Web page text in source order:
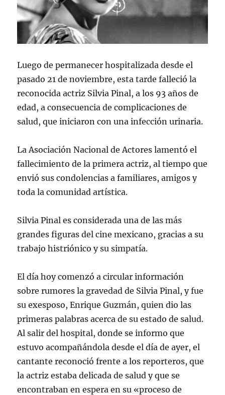
Luego de permanecer hospitalizada desde el
pasado 21 de noviembre, esta tarde falleció la
reconocida actriz Silvia Pinal, a los 93 años de
edad, a consecuencia de complicaciones de
salud, que iniciaron con una infección urinaria.
La Asociación Nacional de Actores lamentó el
fallecimiento de la primera actriz, al tiempo que
envió sus condolencias a familiares, amigos y
toda la comunidad artística.
Silvia Pinal es considerada una de las más
grandes figuras del cine mexicano, gracias a su
trabajo histriónico y su simpatía.
El día hoy comenzó a circular información
sobre rumores la gravedad de Silvia Pinal, y fue
su exesposo, Enrique Guzmán, quien dio las
primeras palabras acerca de su estado de salud.
Al salir del hospital, donde se informo que
estuvo acompañándola desde el día de ayer, el
cantante reconoció frente a los reporteros, que
la actriz estaba delicada de salud y que se
encontraban en espera en su «proceso de